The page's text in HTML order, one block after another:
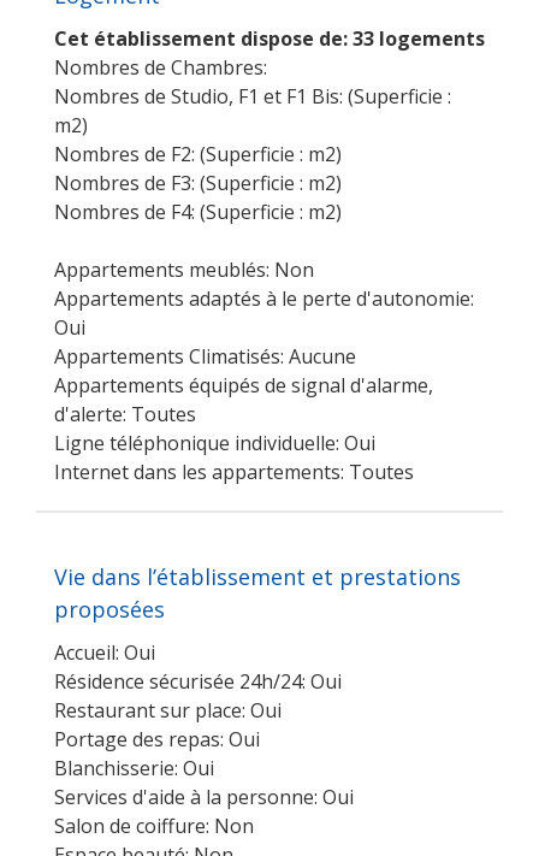
Cet établissement dispose de: 33 logements
Nombres de Chambres:
Nombres de Studio, F1 et F1 Bis: (Superficie :
m2)
Nombres de F2: (Superficie : m2)
Nombres de F3: (Superficie : m2)
Nombres de F4: (Superficie : m2)
Appartements meublés: Non
Appartements adaptés à le perte d'autonomie:
Oui
Appartements Climatisés: Aucune
Appartements équipés de signal d'alarme,
d'alerte: Toutes
Ligne téléphonique individuelle: Oui
Internet dans les appartements: Toutes
Vie dans l’établissement et prestations
proposées
Accueil: Oui
Résidence sécurisée 24h/24: Oui
Restaurant sur place: Oui
Portage des repas: Oui
Blanchisserie: Oui
Services d'aide à la personne: Oui
Salon de coiffure: Non